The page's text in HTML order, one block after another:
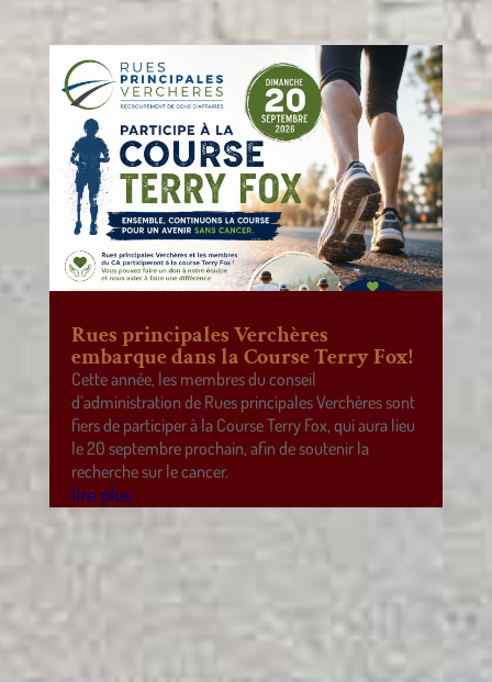
Rues principales Verchères
embarque dans la Course Terry Fox!
Cette année, les membres du conseil
d’administration de Rues principales Verchères sont
fiers de participer à la Course Terry Fox, qui aura lieu
le 20 septembre prochain, afin de soutenir la
recherche sur le cancer.
lire plus